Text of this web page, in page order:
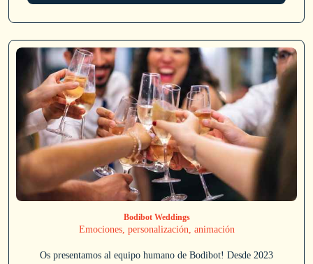
Bodibot Weddings
Emociones, personalización, animación
Os presentamos al equipo humano de Bodibot! Desde 2023